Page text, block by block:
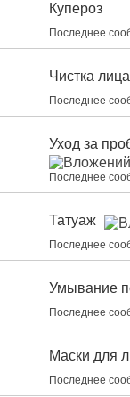
Купероз
Последнее
Чистка
Последнее
Уход за
Последнее
Татуаж
Последнее
Умывание
Последнее
Маски для
Последнее